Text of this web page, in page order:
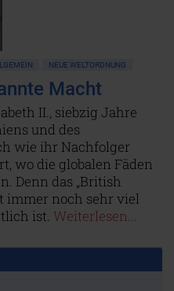
NEUE WELTORDNUNG
Macht
II., siebzig Jahre
und des
wie ihr Nachfolger
wo die globalen Fäden
Denn das „British
immer noch sehr viel
ist. Weiterlesen...